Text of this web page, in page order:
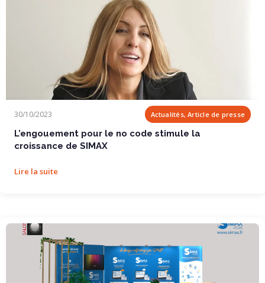
L’engouement pour le no code stimule la...
30/10/2023 Actualités, Article de presse
L’engouement pour le no code stimule la
croissance de SIMAX
Lire la suite